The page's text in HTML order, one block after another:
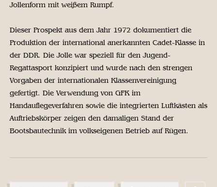
Jollenform mit weißem Rumpf.
Dieser Prospekt aus dem Jahr 1972 dokumentiert die
Produktion der international anerkannten Cadet-Klasse in
der DDR. Die Jolle war speziell für den Jugend-
Regattasport konzipiert und wurde nach den strengen
Vorgaben der internationalen Klassenvereinigung
gefertigt. Die Verwendung von GFK im
Handauflegeverfahren sowie die integrierten Luftkästen als
Auftriebskörper zeigen den damaligen Stand der
Bootsbautechnik im volkseigenen Betrieb auf Rügen.